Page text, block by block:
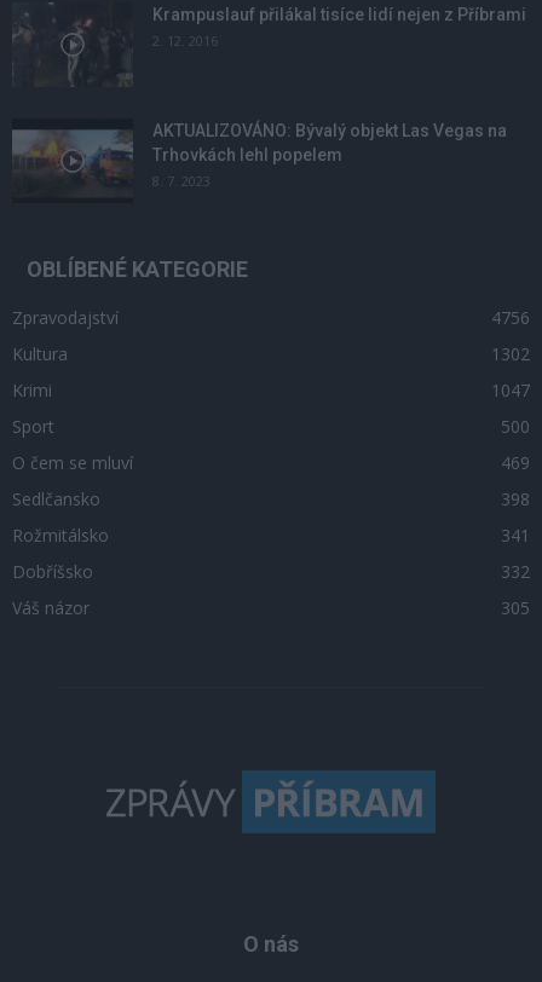
Krampuslauf přilákal tisíce lidí nejen z Příbrami
2. 12. 2016
AKTUALIZOVÁNO: Bývalý objekt Las Vegas na
Trhovkách lehl popelem
8. 7. 2023
OBLÍBENÉ KATEGORIE
Zpravodajství
4756
Kultura
1302
Krimi
1047
Sport
500
O čem se mluví
469
Sedlčansko
398
Rožmitálsko
341
Dobříšsko
332
Váš názor
305
O nás